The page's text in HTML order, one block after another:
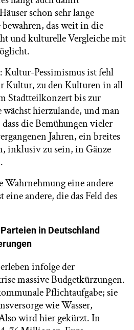
schon sehr lange
das weit in die
und kulturelle Vergleiche mit
Kultur-Pessimismus ist fehl
Kultur, zu den Kulturen in all
Stadtteilkonzert bis zur
wächst hierzulande, und man
die Bemühungen vieler
Jahren, ein breites
inklusiv zu sein, in Gänze
eine andere
andere, die das Feld des
in Deutschland
infolge der
massive Budgetkürzungen.
Pflichtaufgabe; sie
wie Wasser,
wird hier gekürzt. In